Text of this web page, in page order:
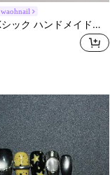
waohnail
14個 Y2Kシック ハンドメイドネイルステッカー、キャットアイ&フレンチチップデザイン、女性&女の子向けシャイニーネイルデカール、パーティー、結婚式、日常着用に適しています、4個の予備ネイルハンドメイドプレスオンネイル付き